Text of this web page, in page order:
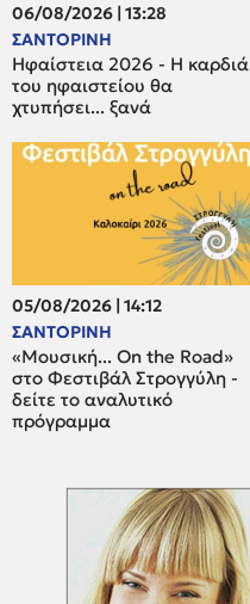
06/08/2026 | 13:28
ΣΑΝΤΟΡΙΝΗ
Ηφαίστεια 2026 - Η καρδιά
του ηφαιστείου θα
χτυπήσει... ξανά
05/08/2026 | 14:12
ΣΑΝΤΟΡΙΝΗ
«Μουσική... On the Road»
στο Φεστιβάλ Στρογγύλη -
δείτε το αναλυτικό
πρόγραμμα